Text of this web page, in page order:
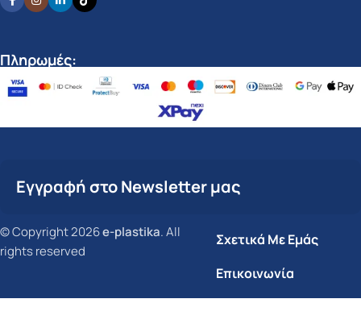
Πληρωμές:
Εγγραφή στο Newsletter μας
© Copyright 2026e-plastika. All
rights reserved
Σχετικά Με Εμάς
Επικοινωνία